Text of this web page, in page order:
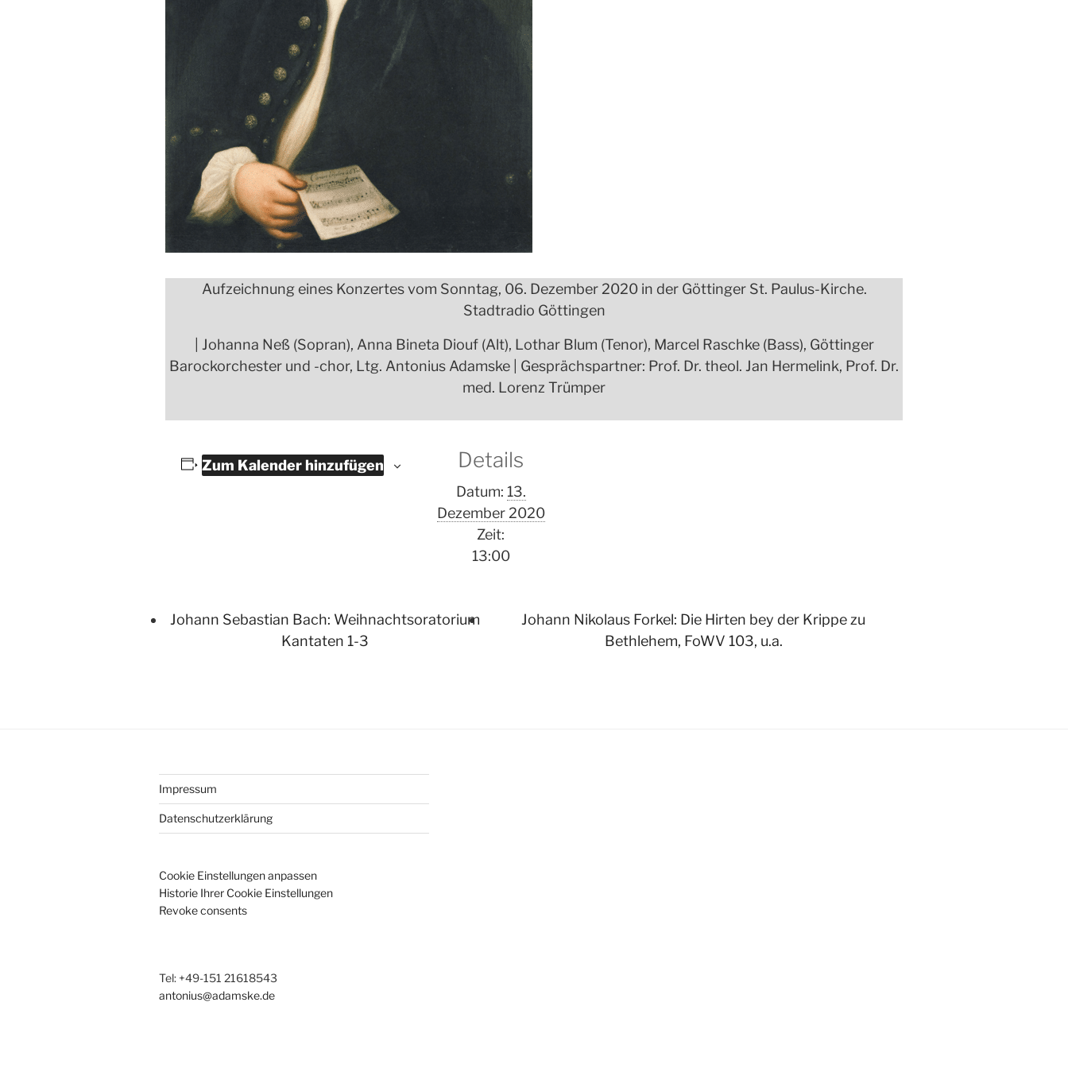
Aufzeichnung eines Konzertes vom Sonntag, 06. Dezember 2020 in der Göttinger St. Paulus-Kirche.
Stadtradio Göttingen
| Johanna Neß (Sopran), Anna Bineta Diouf (Alt), Lothar Blum (Tenor), Marcel Raschke (Bass), Göttinger
Barockorchester und -chor, Ltg. Antonius Adamske | Gesprächspartner: Prof. Dr. theol. Jan Hermelink, Prof. Dr.
med. Lorenz Trümper
Zum Kalender hinzufügen Details
Datum: 13.
Dezember 2020
Zeit:
13:00
Johann Sebastian Bach: Weihnachtsoratorium
Kantaten 1-3
Johann Nikolaus Forkel: Die Hirten bey der Krippe zu
Bethlehem, FoWV 103, u.a.
Impressum
Datenschutzerklärung
Cookie Einstellungen anpassen
Historie Ihrer Cookie Einstellungen
Revoke consents
Tel: +49-151 21618543
antonius@adamske.de